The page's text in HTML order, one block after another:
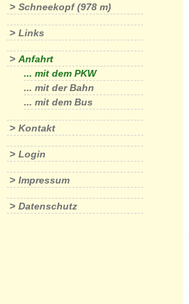
> Schneekopf (978 m)
> Links
> Anfahrt
... mit dem PKW
... mit der Bahn
... mit dem Bus
> Kontakt
> Login
> Impressum
> Datenschutz